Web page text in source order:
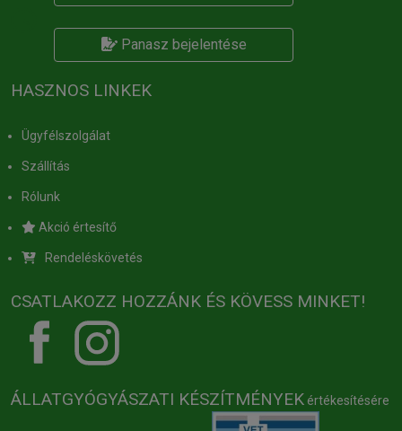
Panasz bejelentése
HASZNOS LINKEK
Ügyfélszolgálat
Szállítás
Rólunk
Akció értesítő
Rendeléskövetés
CSATLAKOZZ HOZZÁNK ÉS KÖVESS MINKET!
ÁLLATGYÓGYÁSZATI KÉSZÍTMÉNYEK értékesítésére